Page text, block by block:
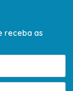
receba as